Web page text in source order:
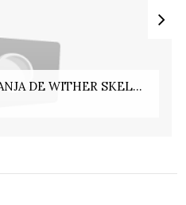
DE WITHER SKEL...